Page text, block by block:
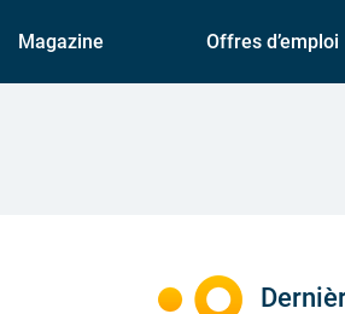
Magazine Offres d’emploi